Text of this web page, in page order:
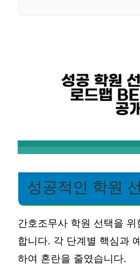
성공적인 학원
간호조무사 학원 선택을
합니다. 각 단계별 핵심과
하여 혼란을 줄였습니다.